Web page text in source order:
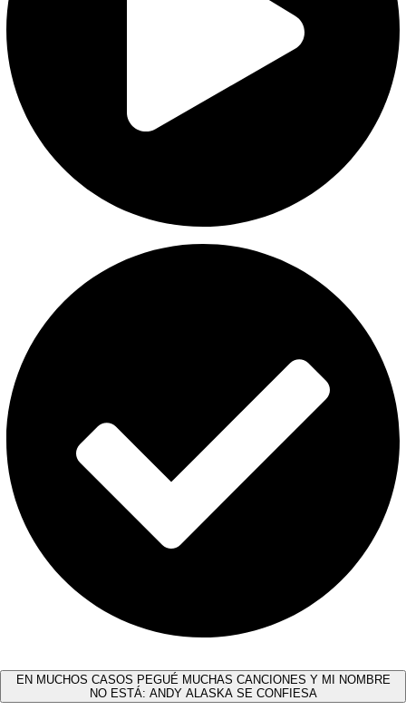
EN MUCHOS CASOS PEGUÉ MUCHAS CANCIONES Y MI NOMBRE
NO ESTÁ: ANDY ALASKA SE CONFIESA​